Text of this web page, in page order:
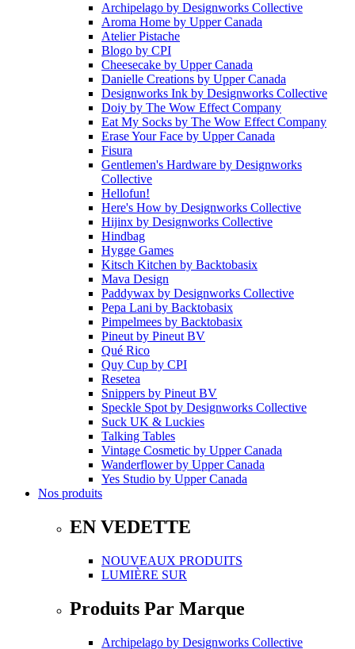
Archipelago by Designworks Collective
Aroma Home by Upper Canada
Atelier Pistache
Blogo by CPI
Cheesecake by Upper Canada
Danielle Creations by Upper Canada
Designworks Ink by Designworks Collective
Doiy by The Wow Effect Company
Eat My Socks by The Wow Effect Company
Erase Your Face by Upper Canada
Fisura
Gentlemen's Hardware by Designworks
Collective
Hellofun!
Here's How by Designworks Collective
Hijinx by Designworks Collective
Hindbag
Hygge Games
Kitsch Kitchen by Backtobasix
Mava Design
Paddywax by Designworks Collective
Pepa Lani by Backtobasix
Pimpelmees by Backtobasix
Pineut by Pineut BV
Qué Rico
Quy Cup by CPI
Resetea
Snippers by Pineut BV
Speckle Spot by Designworks Collective
Suck UK & Luckies
Talking Tables
Vintage Cosmetic by Upper Canada
Wanderflowerby Upper Canada
Yes Studio by Upper Canada
Nos produits
EN VEDETTE
NOUVEAUX PRODUITS
LUMIÈRE SUR
Produits Par Marque
Archipelago by Designworks Collective